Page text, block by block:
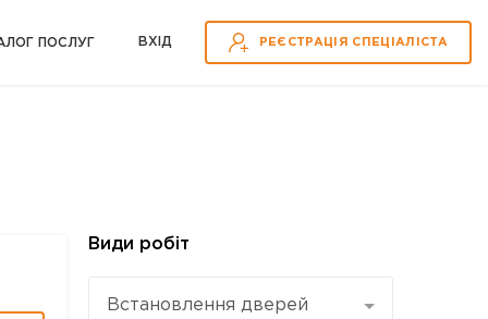
ПОСЛУГ ВХІД РЕЄСТРАЦІЯ СПЕЦІАЛІСТА
Види робіт
Встановлення дверей